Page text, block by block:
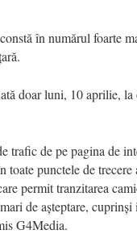
în numărul foarte
doar luni, 10 aprilie,
trafic de pe pagina de
toate punctele de
permit tranzitarea
de așteptare,
G4Media.